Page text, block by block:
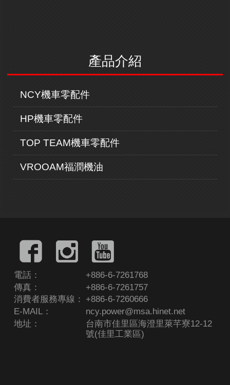
產品介紹
NCY機車零配件
HP機車零配件
TOP TEAM機車零配件
VROOAM福潤機油
電話：
+886-6-7261768
傳真：
+886-6-7261757
消費者服務專線：
+886-6-7260666
E-MAIL：
ncy.power@msa.hinet.net
地址：
台南市佳里區海澄里萊芊寮12-12
號(佳里工業區)